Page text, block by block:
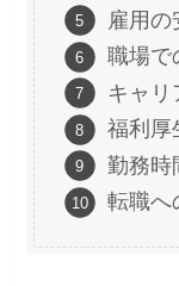
雇用の
職場で
キャリ
福利厚
勤務時
転職へ